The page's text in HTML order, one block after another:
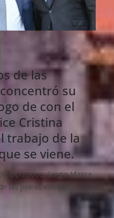
de las
su
de con el
Cristina
trabajo de la
se viene.
Diputados, Sergio Massa,
las peleas entre el